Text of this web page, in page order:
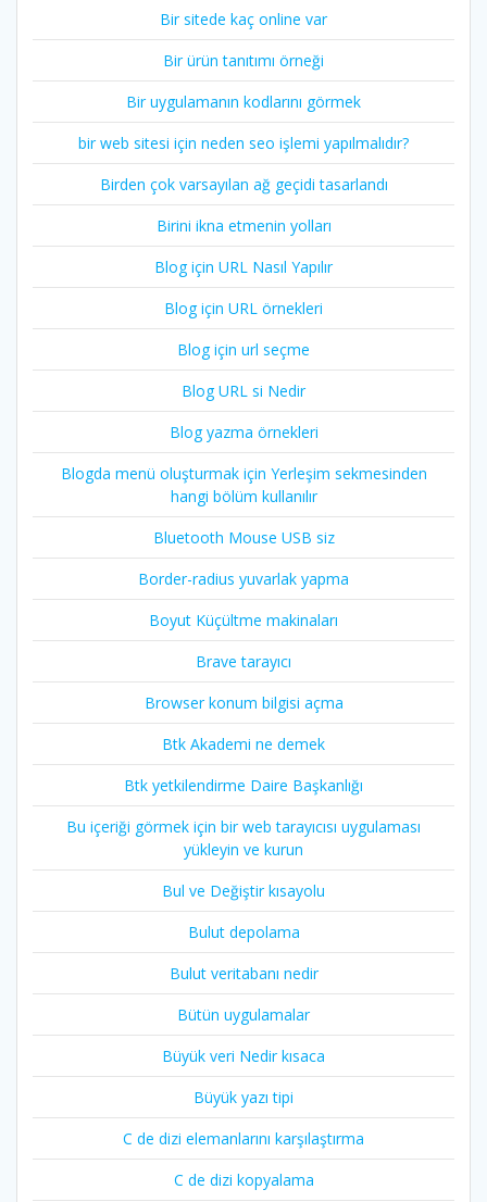
Bir sitede kaç online var
Bir ürün tanıtımı örneği
Bir uygulamanın kodlarını görmek
bir web sitesi için neden seo işlemi yapılmalıdır?
Birden çok varsayılan ağ geçidi tasarlandı
Birini ikna etmenin yolları
Blog için URL Nasıl Yapılır
Blog için URL örnekleri
Blog için url seçme
Blog URL si Nedir
Blog yazma örnekleri
Blogda menü oluşturmak için Yerleşim sekmesinden
hangi bölüm kullanılır
Bluetooth Mouse USB siz
Border-radius yuvarlak yapma
Boyut Küçültme makinaları
Brave tarayıcı
Browser konum bilgisi açma
Btk Akademi ne demek
Btk yetkilendirme Daire Başkanlığı
Bu içeriği görmek için bir web tarayıcısı uygulaması
yükleyin ve kurun
Bul ve Değiştir kısayolu
Bulut depolama
Bulut veritabanı nedir
Bütün uygulamalar
Büyük veri Nedir kısaca
Büyük yazı tipi
C de dizi elemanlarını karşılaştırma
C de dizi kopyalama